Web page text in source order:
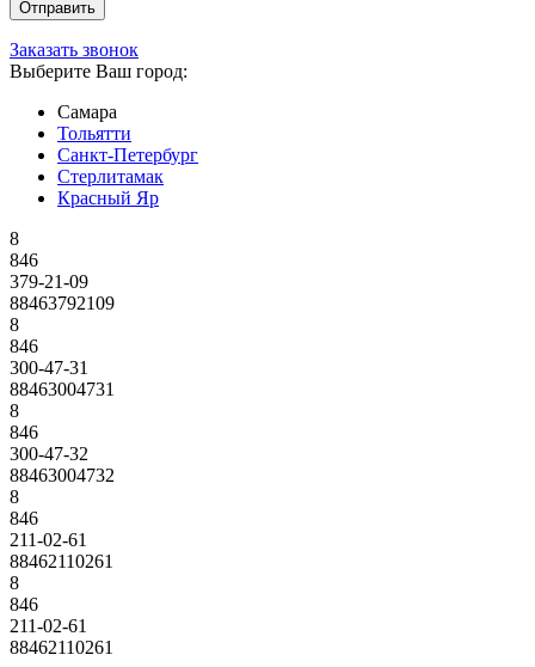
Заказать звонок
Выберите Ваш город:
Самара
Тольятти
Санкт-Петербург
Стерлитамак
Красный Яр
8
846
379-21-09
88463792109
8
846
300-47-31
88463004731
8
846
300-47-32
88463004732
8
846
211-02-61
88462110261
8
846
211-02-61
88462110261